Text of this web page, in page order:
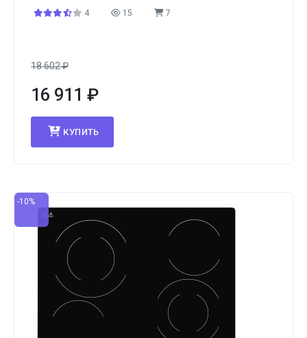
4 15 7
18 602₽
16 911 ₽
КУПИТЬ
-10%